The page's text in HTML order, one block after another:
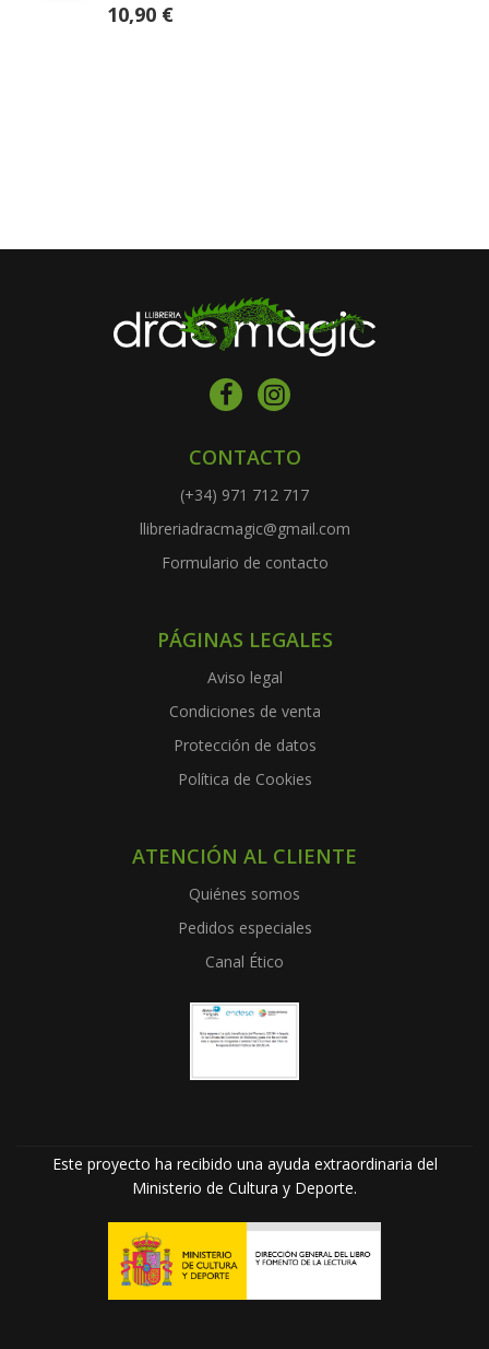
10,90 €
CONTACTO
(+34) 971 712 717
llibreriadracmagic@gmail.com
Formulario de contacto
PÁGINAS LEGALES
Aviso legal
Condiciones de venta
Protección de datos
Política de Cookies
ATENCIÓN AL CLIENTE
Quiénes somos
Pedidos especiales
Canal Ético
Este proyecto ha recibido una ayuda extraordinaria del
Ministerio de Cultura y Deporte.